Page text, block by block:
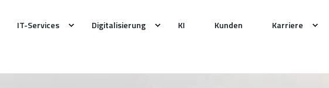
IT-Services Digitalisierung KI Kunden Karriere